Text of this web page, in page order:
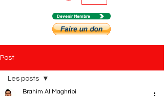
Devenir Membre
Post
Les posts
Brahim Al Maghribi